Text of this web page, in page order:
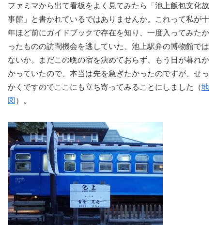
ファミマから出て看板をよく見てみたら「池上飯包文化故
事館」と書かれているではありませんか。これって私が十
年ほど前にガイドブックで存在を知り、一度入ってみたか
ったものの訪問機会を逃していた、池上駅弁の博物館では
ないか。まだこの晩の宿を決めておらず、もう日が暮れか
かっていたので、本当は先を急ぎたかったのですが、せっ
かくですのでここにも立ち寄ってみることにしました（地
図 ）。